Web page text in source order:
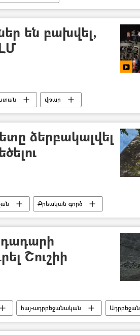
են բախվել,
վթար
Գնացք Զոհ
ձերբակալվել
Քրեական գործ
Շուշիի
հայ-ադրբեջանական
Ադրբեջան